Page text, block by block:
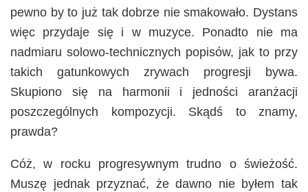
pewno by to już tak dobrze nie smakowało. Dystans
więc przydaje się i w muzyce. Ponadto nie ma
nadmiaru solowo-technicznych popisów, jak to przy
takich gatunkowych zrywach progresji bywa.
Skupiono się na harmonii i jedności aranżacji
poszczególnych kompozycji. Skądś to znamy,
prawda?
Cóż, w rocku progresywnym trudno o świeżość.
Muszę jednak przyznać, że dawno nie byłem tak